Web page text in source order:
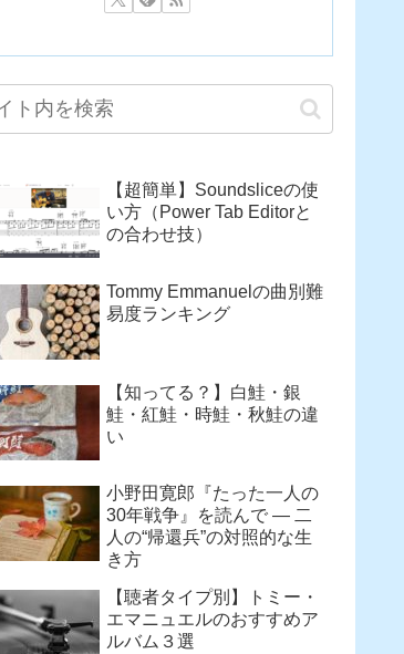
【超簡単】Soundsliceの使
い方（Power Tab Editorと
の合わせ技）
Tommy Emmanuelの曲別難
易度ランキング
【知ってる？】白鮭・銀
鮭・紅鮭・時鮭・秋鮭の違
い
小野田寛郎『たった一人の
30年戦争』を読んで ― 二
人の“帰還兵”の対照的な生
き方
【聴者タイプ別】トミー・
エマニュエルのおすすめア
ルバム３選